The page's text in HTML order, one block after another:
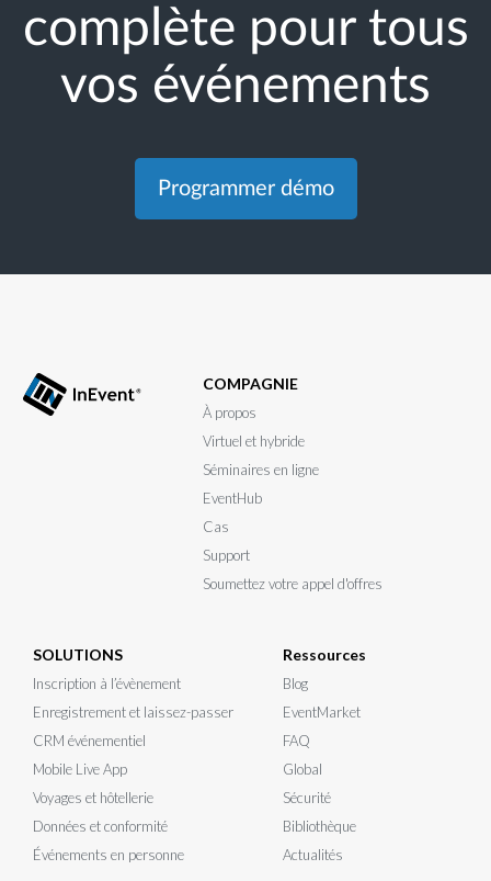
complète pour tous
vos événements
Programmer démo
COMPAGNIE
À propos
Virtuel et hybride
Séminaires en ligne
EventHub
Cas
Support
Soumettez votre appel d'offres
SOLUTIONS
Inscription à l’évènement
Enregistrement et laissez-passer
CRM événementiel
Mobile Live App
Voyages et hôtellerie
Données et conformité
Événements en personne
Ressources
Blog
EventMarket
FAQ
Global
Sécurité
Bibliothèque
Actualités